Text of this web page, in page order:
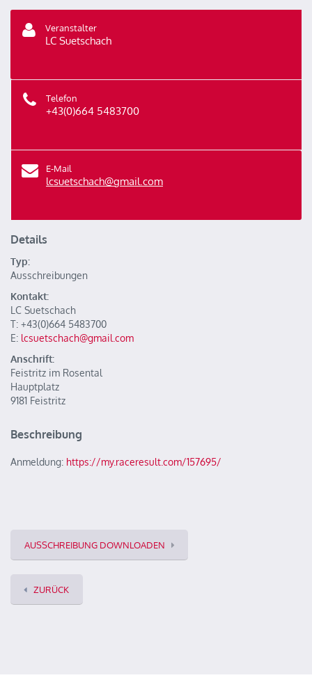
Veranstalter
LC Suetschach
Telefon
+43(0)664 5483700
E-Mail
lcsuetschach@gmail.com
Details
Typ:
Ausschreibungen
Kontakt:
LC Suetschach
T: +43(0)664 5483700
E: lcsuetschach@gmail.com
Anschrift:
Feistritz im Rosental
Hauptplatz
9181 Feistritz
Beschreibung
Anmeldung: https://my.raceresult.com/157695/
AUSSCHREIBUNG DOWNLOADEN
ZURÜCK